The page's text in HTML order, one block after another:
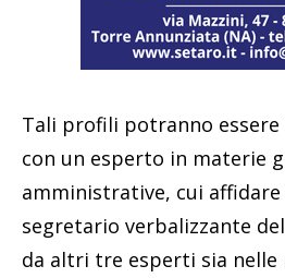
Tali profili potranno
con un esperto in materie
amministrative, cui
segretario verbalizzante
da altri tre esperti sia